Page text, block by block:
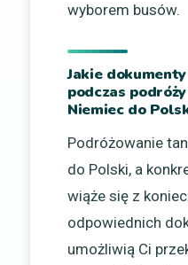
wyborem busów.
Jakie
podczas
Niemiec do
Podróżowanie
do Polski, a
wiąże się z
odpowiednich
umożliwią Ci